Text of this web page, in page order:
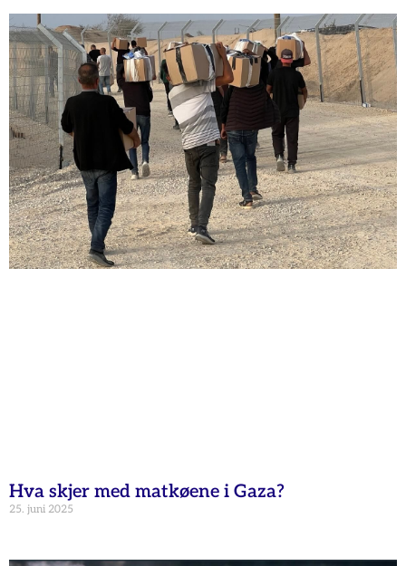
Hva skjer med matkøene i Gaza?
25. juni 2025